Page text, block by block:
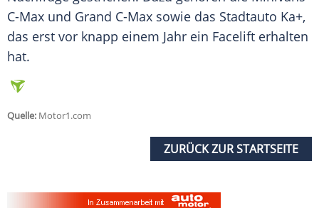
C-Max und Grand C-Max sowie das Stadtauto Ka+,
das erst vor knapp einem Jahr ein Facelift erhalten
hat.
Quelle: Motor1.com
ZURÜCK ZUR STARTSEITE